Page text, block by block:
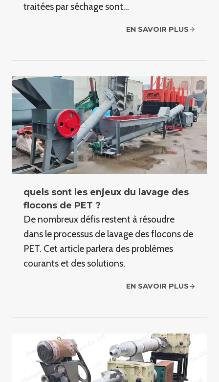
traitées par séchage sont…
EN SAVOIR PLUS
quels sont les enjeux du lavage des
flocons de PET ?
De nombreux défis restent à résoudre
dans le processus de lavage des flocons de
PET. Cet article parlera des problèmes
courants et des solutions.
EN SAVOIR PLUS